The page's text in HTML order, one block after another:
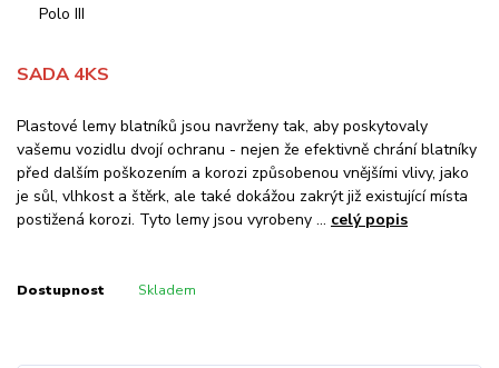
SADA 4KS
Plastové lemy blatníků jsou navrženy tak, aby poskytovaly
vašemu vozidlu dvojí ochranu - nejen že efektivně chrání blatníky
před dalším poškozením a korozi způsobenou vnějšími vlivy, jako
je sůl, vlhkost a štěrk, ale také dokážou zakrýt již existující místa
postižená korozi. Tyto lemy jsou vyrobeny ... celý popis
Dostupnost Skladem